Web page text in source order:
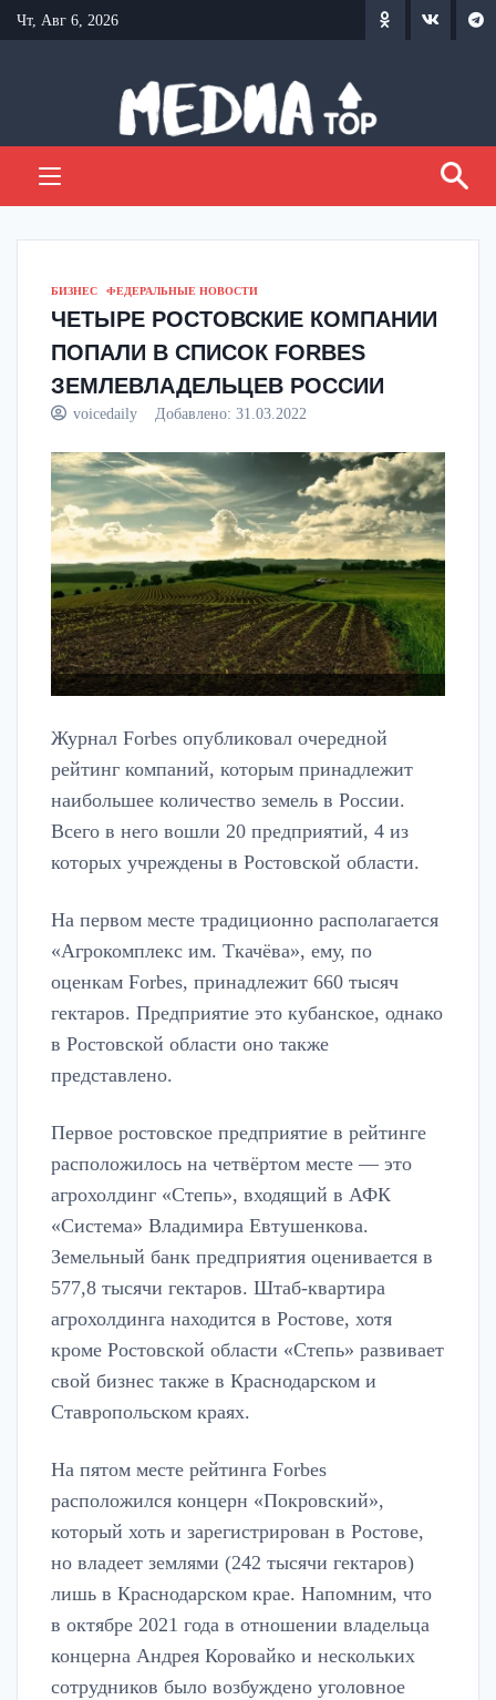
Перейти
к
Чт, Авг 6, 2026
БИЗНЕС ФЕДЕРАЛЬНЫЕ НОВОСТИ
ЧЕТЫРЕ РОСТОВСКИЕ КОМПАНИИ
ПОПАЛИ В СПИСОК FORBES
ЗЕМЛЕВЛАДЕЛЬЦЕВ РОССИИ
voicedaily Добавлено: 31.03.2022
Журнал Forbes опубликовал очередной
рейтинг компаний, которым принадлежит
наибольшее количество земель в России.
Всего в него вошли 20 предприятий, 4 из
которых учреждены в Ростовской области.
На первом месте традиционно располагается
«Агрокомплекс им. Ткачёва», ему, по
оценкам Forbes, принадлежит 660 тысяч
гектаров. Предприятие это кубанское, однако
в Ростовской области оно также
представлено.
Первое ростовское предприятие в рейтинге
расположилось на четвёртом месте — это
агрохолдинг «Степь», входящий в АФК
«Система» Владимира Евтушенкова.
Земельный банк предприятия оценивается в
577,8 тысячи гектаров. Штаб-квартира
агрохолдинга находится в Ростове, хотя
кроме Ростовской области «Степь» развивает
свой бизнес также в Краснодарском и
Ставропольском краях.
На пятом месте рейтинга Forbes
расположился концерн «Покровский»,
который хоть и зарегистрирован в Ростове,
но владеет землями (242 тысячи гектаров)
лишь в Краснодарском крае. Напомним, что
в октябре 2021 года в отношении владельца
концерна Андрея Коровайко и нескольких
сотрудников было возбуждено уголовное